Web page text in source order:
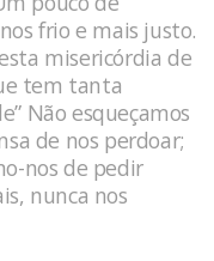
frio e mais justo.
misericórdia de
tem tanta
Não esqueçamos
de nos perdoar;
nos de pedir
nunca nos